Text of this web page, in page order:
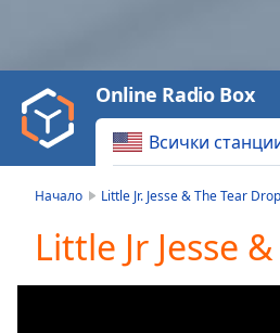
Video
Play
Backward
Skip
Current
Time0:00
Всички
Online Radio Box
Начало Little Jr. Jesse & The Tear
Little Jr Jesse